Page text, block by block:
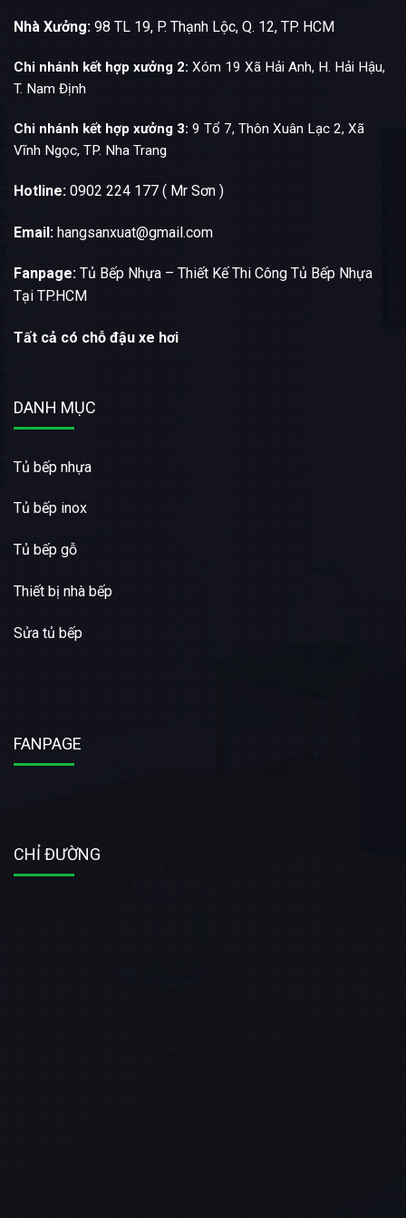
Nhà Xưởng: 98 TL 19, P. Thạnh Lộc, Q. 12, TP. HCM
Chi nhánh kết hợp xưởng 2: Xóm 19 Xã Hải Anh, H. Hải Hậu,
T. Nam Định
Chi nhánh kết hợp xưởng 3: 9 Tổ 7, Thôn Xuân Lạc 2, Xã
Vĩnh Ngọc, TP. Nha Trang
Hotline: 0902 224 177 ( Mr Sơn )
Email: hangsanxuat@gmail.com
Fanpage: Tủ Bếp Nhựa – Thiết Kế Thi Công Tủ Bếp Nhựa
Tại TP.HCM
Tất cả có chỗ đậu xe hơi
DANH MỤC
Tủ bếp nhựa
Tủ bếp inox
Tủ bếp gỗ
Thiết bị nhà bếp
Sửa tủ bếp
FANPAGE
CHỈ ĐƯỜNG